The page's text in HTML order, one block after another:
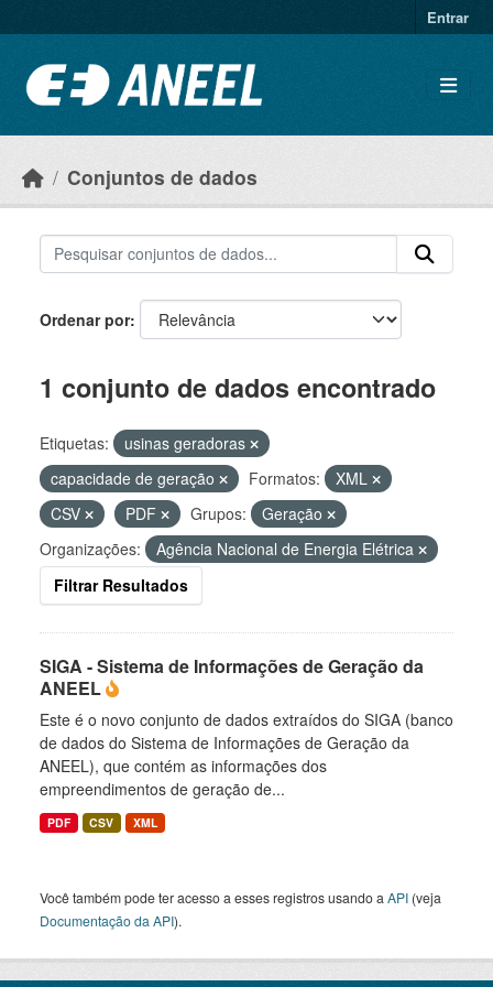
Entrar
Conjuntos de dados
Ordenar por
1 conjunto de dados encontrado
Etiquetas:
usinas geradoras
capacidade de geração
Formatos:
XML
CSV
PDF Grupos:
Geração
Organizações:
Agência Nacional de Energia Elétrica
Filtrar Resultados
SIGA - Sistema de Informações de Geração da
ANEEL
Este é o novo conjunto de dados extraídos do SIGA (banco
de dados do Sistema de Informações de Geração da
ANEEL), que contém as informações dos
empreendimentos de geração de...
PDF CSV XML
Você também pode ter acesso a esses registros usando a API (veja
Documentação da API).